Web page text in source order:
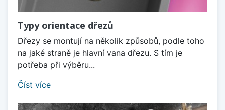
Typy orientace dřezů
Dřezy se montují na několik způsobů, podle toho
na jaké straně je hlavní vana dřezu. S tím je
potřeba při výběru...
Číst více